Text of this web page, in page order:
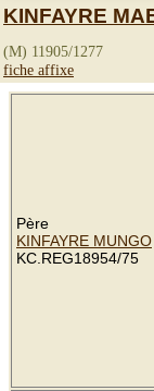
KINFAYRE
(M) 11905/1277
fiche affixe
Père
KINFAYRE MUNGO
KC.REG18954/75